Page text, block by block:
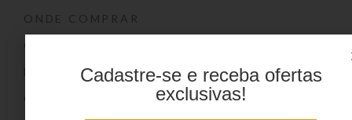
ONDE COMPRAR
CATÁLOGOS
Cadastre-se e receba ofertas
exclusivas!